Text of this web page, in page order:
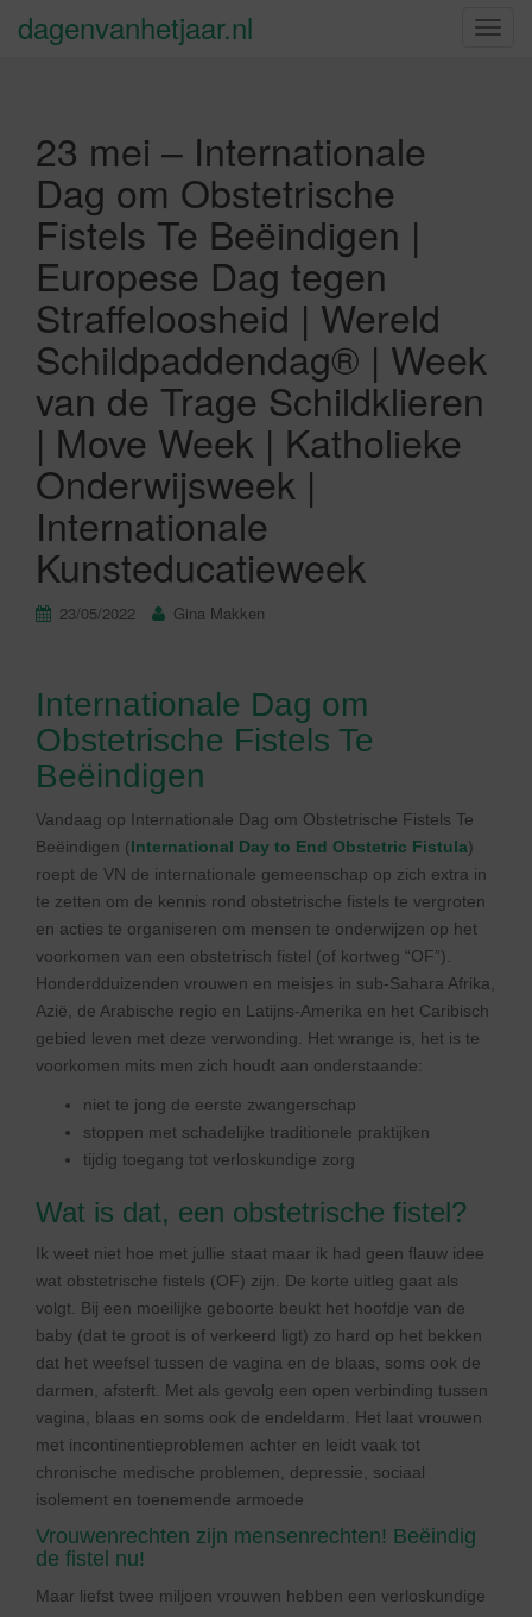
S
dagenvanhetjaar.nl
23 mei – Internationale
Dag om Obstetrische
Fistels Te Beëindigen |
Europese Dag tegen
Straffeloosheid | Wereld
Schildpaddendag® | Week
van de Trage Schildklieren
| Move Week | Katholieke
Onderwijsweek |
Internationale
Kunsteducatieweek
23/05/2022 Gina Makken
Internationale Dag om
Obstetrische Fistels Te
Beëindigen
Vandaag op Internationale Dag om Obstetrische Fistels Te
Beëindigen (International Day to End Obstetric Fistula)
roept de VN de internationale gemeenschap op zich extra in
te zetten om de kennis rond obstetrische fistels te vergroten
en acties te organiseren om mensen te onderwijzen op het
voorkomen van een obstetrisch fistel (of kortweg “OF”).
Honderdduizenden vrouwen en meisjes in sub-Sahara Afrika,
Azië, de Arabische regio en Latijns-Amerika en het Caribisch
gebied leven met deze verwonding. Het wrange is, het is te
voorkomen mits men zich houdt aan onderstaande:
niet te jong de eerste zwangerschap
stoppen met schadelijke traditionele praktijken
tijdig toegang tot verloskundige zorg
Wat is dat, een obstetrische fistel?
Ik weet niet hoe met jullie staat maar ik had geen flauw idee
wat obstetrische fistels (OF) zijn. De korte uitleg gaat als
volgt. Bij een moeilijke geboorte beukt het hoofdje van de
baby (dat te groot is of verkeerd ligt) zo hard op het bekken
dat het weefsel tussen de vagina en de blaas, soms ook de
darmen, afsterft. Met als gevolg een open verbinding tussen
vagina, blaas en soms ook de endeldarm. Het laat vrouwen
met incontinentieproblemen achter en leidt vaak tot
chronische medische problemen, depressie, sociaal
isolement en toenemende armoede
Vrouwenrechten zijn mensenrechten! Beëindig
de fistel nu!
Maar liefst twee miljoen vrouwen hebben een verloskundige